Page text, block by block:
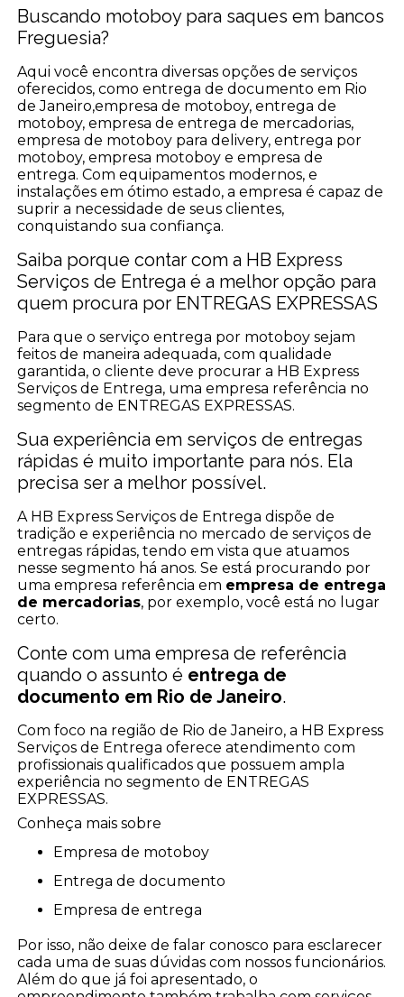
Buscando motoboy para saques em bancos
Freguesia?
Aqui você encontra diversas opções de serviços
oferecidos, como entrega de documento em Rio
de Janeiro,empresa de motoboy, entrega de
motoboy, empresa de entrega de mercadorias,
empresa de motoboy para delivery, entrega por
motoboy, empresa motoboy e empresa de
entrega. Com equipamentos modernos, e
instalações em ótimo estado, a empresa é capaz de
suprir a necessidade de seus clientes,
conquistando sua confiança.
Saiba porque contar com a HB Express
Serviços de Entrega é a melhor opção para
quem procura por ENTREGAS EXPRESSAS
Para que o serviço entrega por motoboy sejam
feitos de maneira adequada, com qualidade
garantida, o cliente deve procurar a HB Express
Serviços de Entrega, uma empresa referência no
segmento de ENTREGAS EXPRESSAS.
Sua experiência em serviços de entregas
rápidas é muito importante para nós. Ela
precisa ser a melhor possível.
A HB Express Serviços de Entrega dispõe de
tradição e experiência no mercado de serviços de
entregas rápidas, tendo em vista que atuamos
nesse segmento há anos. Se está procurando por
uma empresa referência em empresa de entrega
de mercadorias, por exemplo, você está no lugar
certo.
Conte com uma empresa de referência
quando o assunto é entrega de
documento em Rio de Janeiro.
Com foco na região de Rio de Janeiro, a HB Express
Serviços de Entrega oferece atendimento com
profissionais qualificados que possuem ampla
experiência no segmento de ENTREGAS
EXPRESSAS.
Conheça mais sobre
empresa de motoboy
entrega de documento
empresa de entrega
Por isso, não deixe de falar conosco para esclarecer
cada uma de suas dúvidas com nossos funcionários.
Além do que já foi apresentado, o